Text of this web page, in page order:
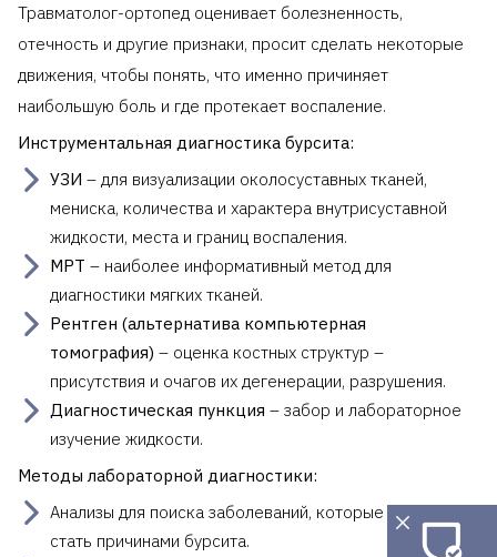
Травматолог-ортопед оценивает болезненность,
отечность и другие признаки, просит сделать некоторые
движения, чтобы понять, что именно причиняет
наибольшую боль и где протекает воспаление.
Инструментальная диагностика бурсита:
УЗИ – для визуализации околосуставных тканей,
мениска, количества и характера внутрисуставной
жидкости, места и границ воспаления.
МРТ – наиболее информативный метод для
диагностики мягких тканей.
Рентген (альтернатива компьютерная
томография) – оценка костных структур –
присутствия и очагов их дегенерации, разрушения.
Диагностическая пункция – забор и лабораторное
изучение жидкости.
Методы лабораторной диагностики:
Анализы для поиска заболеваний, которые могли
стать причинами бурсита.